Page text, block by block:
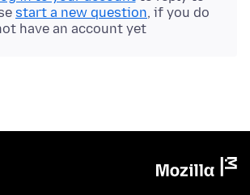
start a new question, if you do
have an account yet.